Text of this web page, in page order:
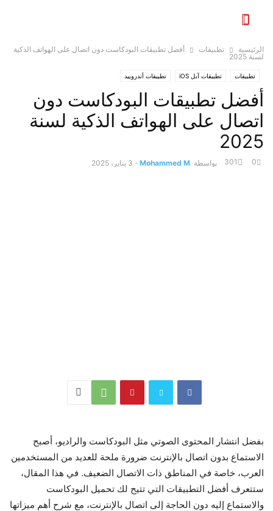
الرئيسية تطبيقات
أفضل تطبيقات البودكاست دون اتصال على الهواتف الذكية
لسنة 2025
تطبيقات تطبيقات آبل iOS تطبيقات أندروييد
أفضل تطبيقات البودكاست دون
اتصال على الهواتف الذكية لسنة
2025
بواسطة Mohammed M
- 3 يناير، 2025 0
301
بفضل انتشار المحتوى الصوتي مثل البودكاست والراديو، أصبح
الاستماع بدون اتصال بالإنترنت ضرورة ملحة للعديد من المستخدمين
العرب، خاصة في المناطق ذات الاتصال الضعيف. في هذا المقال،
ستتعرف أفضل التطبيقات التي تتيح لك تحميل البودكاست
والاستماع إليه دون الحاجة إلى اتصال بالإنترنت، مع شرح أهم ميزاتها